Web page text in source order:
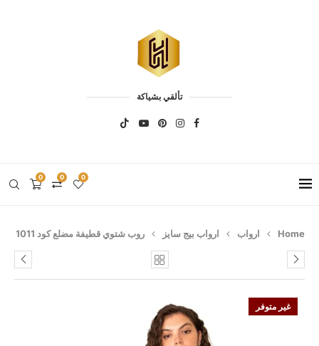
تألقي بشياكة
0 0 0
Home ارواب ارواب بيج سايز روب شتوي قطيفة مضلع كود 1011
غير متوفر